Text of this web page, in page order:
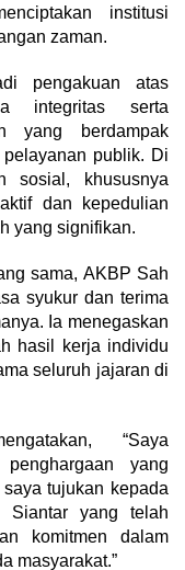
institusi
zaman.
pengakuan atas
integritas serta
yang berdampak
publik. Di
sosial, khususnya
dan kepedulian
yang signifikan.
sama, AKBP Sah
syukur dan terima
Ia menegaskan
hasil kerja individu
seluruh jajaran di
“Saya
yang
tujukan kepada
Siantar yang telah
komitmen dalam
masyarakat.”